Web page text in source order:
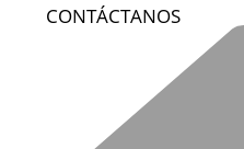
CONTÁCTANOS